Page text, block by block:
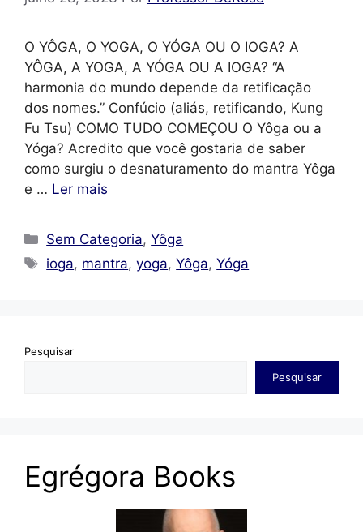
O YÔGA, O YOGA, O YÓGA OU O IOGA? A
YÔGA, A YOGA, A YÓGA OU A IOGA? “A
harmonia do mundo depende da retificação
dos nomes.” Confúcio (aliás, retificando, Kung
Fu Tsu) COMO TUDO COMEÇOU O Yôga ou a
Yóga? Acredito que você gostaria de saber
como surgiu o desnaturamento do mantra Yôga
e … Ler mais
Categorias
Sem Categoria,Yôga
Tags
ioga, mantra,yoga,Yôga,Yóga
Pesquisar
Pesquisar
Egrégora Books